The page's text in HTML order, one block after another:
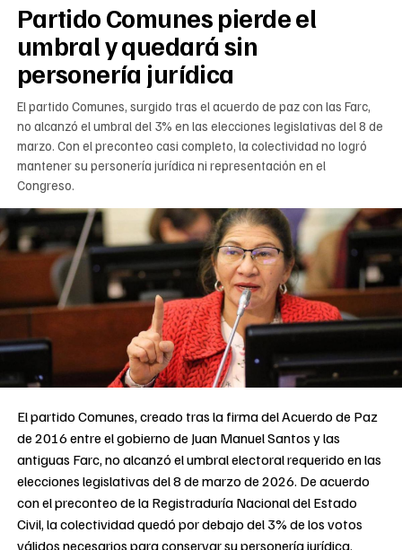
Partido Comunes pierde el
umbral y quedará sin
personería jurídica
El partido Comunes, surgido tras el acuerdo de paz con las Farc,
no alcanzó el umbral del 3% en las elecciones legislativas del 8 de
marzo. Con el preconteo casi completo, la colectividad no logró
mantener su personería jurídica ni representación en el
Congreso.
El partido Comunes, creado tras la firma del Acuerdo de Paz
de 2016 entre el gobierno de Juan Manuel Santos y las
antiguas Farc, no alcanzó el umbral electoral requerido en las
elecciones legislativas del 8 de marzo de 2026. De acuerdo
con el preconteo de la Registraduría Nacional del Estado
Civil, la colectividad quedó por debajo del 3% de los votos
válidos necesarios para conservar su personería jurídica.